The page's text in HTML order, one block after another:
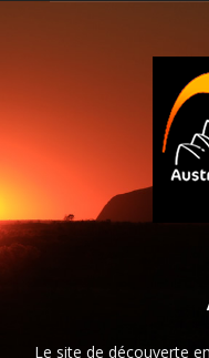
Le site de découverte